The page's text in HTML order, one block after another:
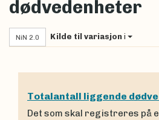
dødvedenheter
NiN 2.0 Kilde til variasjon i
Totalantall liggende
Det som skal registreres på